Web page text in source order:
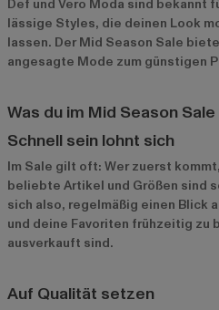
Def und Vero Moda sind bekannt
lässige Styles, die deinen Look
lassen. Der Mid Season Sale
angesagte Mode zum günstigen
Was du im Mid Season
Schnell sein lohnt sich
Im Sale gilt oft: Wer zuerst
beliebte Artikel und Größen sind
sich also, regelmäßig einen Blick
und deine Favoriten frühzeitig zu
ausverkauft sind.
Auf Qualität setzen